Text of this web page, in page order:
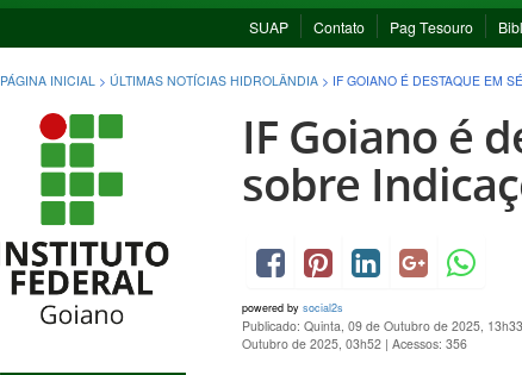
SUAP Contato Pag Tesouro
PÁGINA INICIAL > ÚLTIMAS NOTÍCIAS HIDROLÂNDIA > IF GOIANO É DESTAQUE EM
IF Goiano é
sobre
powered by social2s
Publicado: Quinta, 09 de Outubro de 2025, 13h33
Outubro de 2025, 03h52 | Acessos: 356